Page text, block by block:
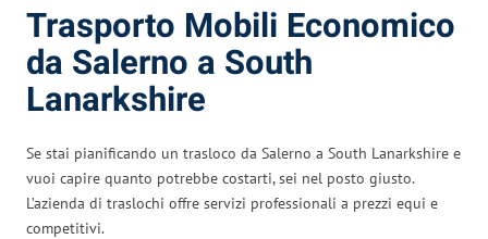
Trasporto Mobili Economico
da Salerno a South
Lanarkshire
Se stai pianificando un trasloco da Salerno a South Lanarkshire e
vuoi capire quanto potrebbe costarti, sei nel posto giusto.
L’azienda di traslochi offre servizi professionali a prezzi equi e
competitivi.